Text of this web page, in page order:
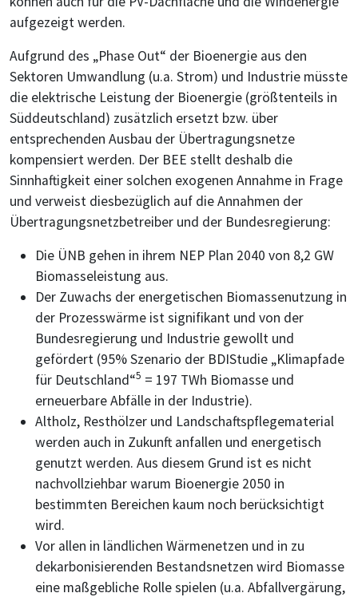
aufgezeigt werden.
Aufgrund des „Phase Out“ der Bioenergie aus den
Sektoren Umwandlung (u.a. Strom) und Industrie müsste
die elektrische Leistung der Bioenergie (größtenteils in
Süddeutschland) zusätzlich ersetzt bzw. über
entsprechenden Ausbau der Übertragungsnetze
kompensiert werden. Der BEE stellt deshalb die
Sinnhaftigkeit einer solchen exogenen Annahme in Frage
und verweist diesbezüglich auf die Annahmen der
Übertragungsnetzbetreiber und der Bundesregierung:
Die ÜNB gehen in ihrem NEP Plan 2040 von 8,2 GW
Biomasseleistung aus.
Der Zuwachs der energetischen Biomassenutzung in
der Prozesswärme ist signifikant und von der
Bundesregierung und Industrie gewollt und
gefördert (95% Szenario der BDIStudie „Klimapfade
für Deutschland“5 = 197 TWh Biomasse und
erneuerbare Abfälle in der Industrie).
Altholz, Resthölzer und Landschaftspflegematerial
werden auch in Zukunft anfallen und energetisch
genutzt werden. Aus diesem Grund ist es nicht
nachvollziehbar warum Bioenergie 2050 in
bestimmten Bereichen kaum noch berücksichtigt
wird.
Vor allen in ländlichen Wärmenetzen und in zu
dekarbonisierenden Bestandsnetzen wird Biomasse
eine maßgebliche Rolle spielen (u.a. Abfallvergärung,